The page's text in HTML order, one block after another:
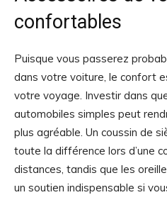
confortables
Puisque vous passerez
dans votre voiture, le confort
votre voyage. Investir dans
automobiles simples peut
plus agréable. Un coussin de
toute la différence lors d’une
distances, tandis que les
un soutien indispensable si